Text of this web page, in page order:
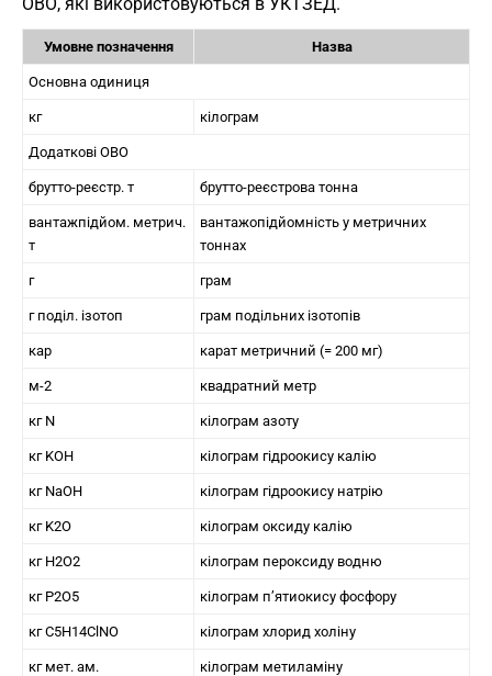
Умовне позначення Назва
Основна одиниця
кг кілограм
Додаткові ОВО
брутто-реєстр. т брутто-реєстрова тонна
вантажпідйом. метрич.
т
вантажопідйомність у метричних
тоннах
г грам
г поділ. ізотоп грам подільних ізотопів
кар карат метричний (= 200 мг)
м-2 квадратний метр
кг N кілограм азоту
кг KOH кілограм гідроокису калію
кг NaOH кілограм гідроокису натрію
кг K2O кілограм оксиду калію
кг H2O2 кілограм пероксиду водню
кг P2O5 кілограм п’ятиокису фосфору
кг C5H14ClNO кілограм хлорид холіну
кг мет. ам. кілограм метиламіну